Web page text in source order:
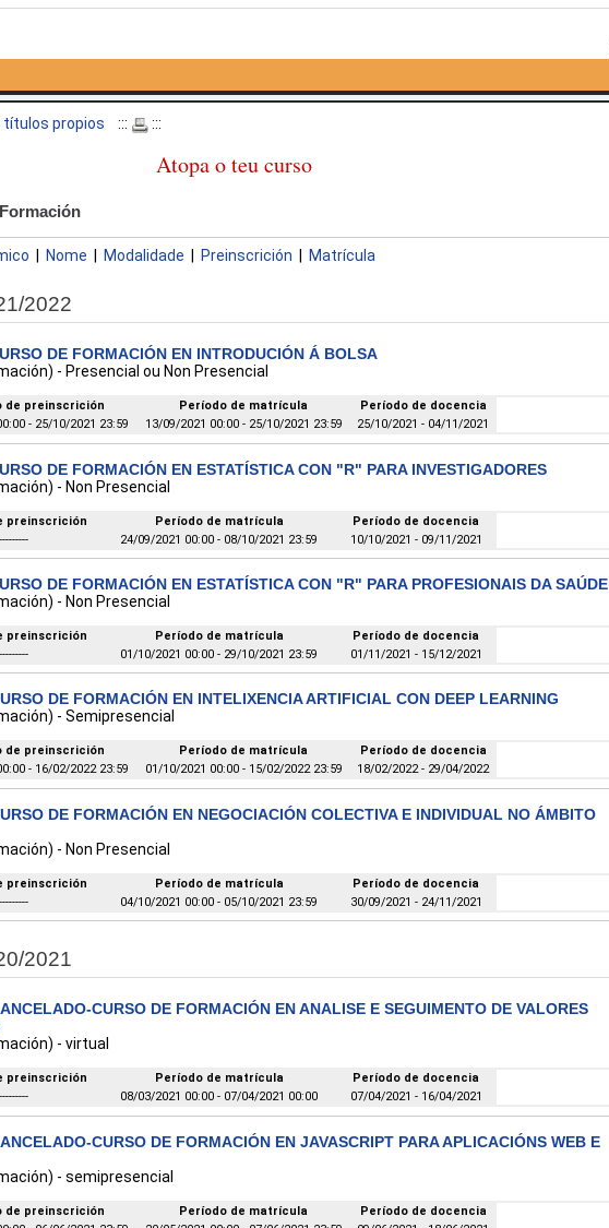
títulos propios ::: :::
Atopa o teu curso
Nome Modalidade Preinscrición Matrícula
2022
DE FORMACIÓN EN INTRODUCIÓN Á BOLSA
- Presencial ou Non Presencial
de preinscrición Período de matrícula
Período de docencia
- 25/10/2021 23:59
13/09/2021 00:00 - 25/10/2021 23:59 25/10/2021 - 04/11/2021
DE FORMACIÓN EN ESTATÍSTICA CON "R" PARA INVESTIGADORES
- Non Presencial
preinscrición Período de matrícula
Período de docencia
24/09/2021 00:00 - 08/10/2021 23:59 10/10/2021 - 09/11/2021
DE FORMACIÓN EN ESTATÍSTICA CON "R" PARA PROFESIONAIS DA SAÚDE
- Non Presencial
preinscrición Período de matrícula
Período de docencia
01/10/2021 00:00 - 29/10/2021 23:59 01/11/2021 - 15/12/2021
DE FORMACIÓN EN INTELIXENCIA ARTIFICIAL CON DEEP LEARNING
- Semipresencial
de preinscrición Período de matrícula
Período de docencia
- 16/02/2022 23:59
01/10/2021 00:00 - 15/02/2022 23:59 18/02/2022 - 29/04/2022
DE FORMACIÓN EN NEGOCIACIÓN COLECTIVA E INDIVIDUAL NO ÁMBITO
- Non Presencial
preinscrición Período de matrícula
Período de docencia
04/10/2021 00:00 - 05/10/2021 23:59 30/09/2021 - 24/11/2021
2021
CURSO DE FORMACIÓN EN ANALISE E SEGUIMENTO DE VALORES
- virtual
preinscrición Período de matrícula
Período de docencia
08/03/2021 00:00 - 07/04/2021 00:00 07/04/2021 - 16/04/2021
CURSO DE FORMACIÓN EN JAVASCRIPT PARA APLICACIÓNS WEB E
- semipresencial
de preinscrición Período de matrícula
Período de docencia